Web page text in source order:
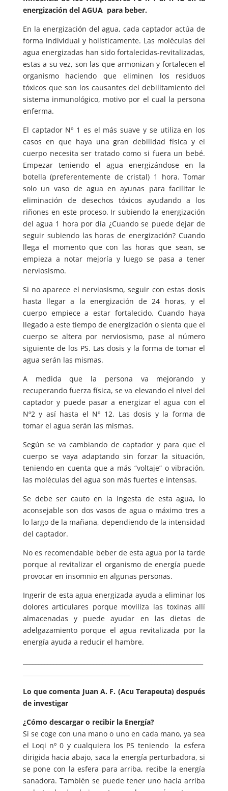
energización del AGUA para beber.
En la energización del agua, cada captador actúa de
forma individual y holísticamente. Las moléculas del
agua energizadas han sido fortalecidas-revitalizadas,
estas a su vez, son las que armonizan y fortalecen el
organismo haciendo que eliminen los residuos
tóxicos que son los causantes del debilitamiento del
sistema inmunológico, motivo por el cual la persona
enferma.
El captador Nº 1 es el más suave y se utiliza en los
casos en que haya una gran debilidad física y el
cuerpo necesita ser tratado como si fuera un bebé.
Empezar teniendo el agua energizándose en la
botella (preferentemente de cristal) 1 hora. Tomar
solo un vaso de agua en ayunas para facilitar le
eliminación de desechos tóxicos ayudando a los
riñones en este proceso. Ir subiendo la energización
del agua 1 hora por día ¿Cuando se puede dejar de
seguir subiendo las horas de energización? Cuando
llega el momento que con las horas que sean, se
empieza a notar mejoría y luego se pasa a tener
nerviosismo.
Si no aparece el nerviosismo, seguir con estas dosis
hasta llegar a la energización de 24 horas, y el
cuerpo empiece a estar fortalecido. Cuando haya
llegado a este tiempo de energización o sienta que el
cuerpo se altera por nerviosismo, pase al número
siguiente de los PS. Las dosis y la forma de tomar el
agua serán las mismas.
A medida que la persona va mejorando y
recuperando fuerza física, se va elevando el nivel del
captador y puede pasar a energizar el agua con el
Nº2 y así hasta el Nº 12. Las dosis y la forma de
tomar el agua serán las mismas.
Según se va cambiando de captador y para que el
cuerpo se vaya adaptando sin forzar la situación,
teniendo en cuenta que a más “voltaje” o vibración,
las moléculas del agua son más fuertes e intensas.
Se debe ser cauto en la ingesta de esta agua, lo
aconsejable son dos vasos de agua o máximo tres a
lo largo de la mañana, dependiendo de la intensidad
del captador.
No es recomendable beber de esta agua por la tarde
porque al revitalizar el organismo de energía puede
provocar en insomnio en algunas personas.
Ingerir de esta agua energizada ayuda a eliminar los
dolores articulares porque moviliza las toxinas allí
almacenadas y puede ayudar en las dietas de
adelgazamiento porque el agua revitalizada por la
energía ayuda a reducir el hambre.
Lo que comenta Juan A. F. (Acu Terapeuta) después
de investigar
¿Cómo descargar o recibir la Energía?
Si se coge con una mano o uno en cada mano, ya sea
el Loqi nº 0 y cualquiera los PS teniendo la esfera
dirigida hacia abajo, saca la energía perturbadora, si
se pone con la esfera para arriba, recibe la energía
sanadora. También se puede tener uno hacia arriba